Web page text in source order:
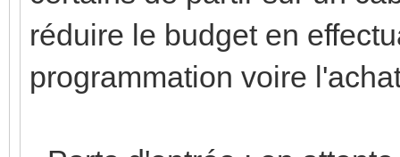
réduire le budget en
programmation voire